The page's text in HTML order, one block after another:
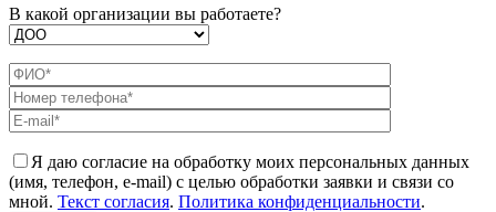
В какой организации вы работаете?
Я даю согласие на обработку моих персональных данных
(имя, телефон, e-mail) с целью обработки заявки и связи со
мной. Текст согласия. Политика конфиденциальности.